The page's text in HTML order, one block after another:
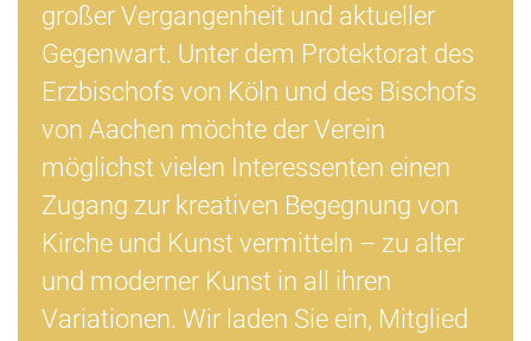
großer Vergangenheit und aktueller
Gegenwart. Unter dem Protektorat des
Erzbischofs von Köln und des Bischofs
von Aachen möchte der Verein
möglichst vielen Interessenten einen
Zugang zur kreativen Begegnung von
Kirche und Kunst vermitteln – zu alter
und moderner Kunst in all ihren
Variationen. Wir laden Sie ein, Mitglied